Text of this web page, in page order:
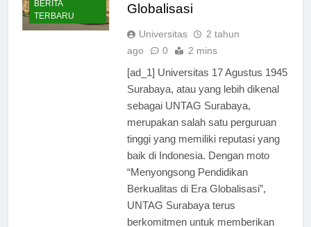
BERITA
TERBARU
Universitas
2 tahun
[ad_1] Universitas 17 Agustus 1945
Surabaya, atau yang lebih dikenal
sebagai UNTAG Surabaya,
merupakan salah satu perguruan
tinggi yang memiliki reputasi yang
baik di Indonesia. Dengan moto
“Menyongsong Pendidikan
Berkualitas di Era Globalisasi”,
UNTAG Surabaya terus